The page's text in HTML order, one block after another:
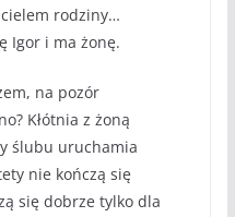
rodziny…
Igor i ma żonę.
na pozór
Kłótnia z żoną
ślubu uruchamia
nie kończą się
się dobrze tylko dla